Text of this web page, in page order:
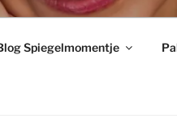
Spiegelmomentje